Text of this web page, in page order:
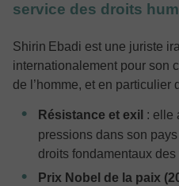
service des droits
Shirin Ebadi est une juriste
internationalement pour son
de l’homme, et en particulier
Résistance et exil : elle
pressions dans son
droits fondamentaux des
Prix Nobel de la paix